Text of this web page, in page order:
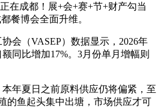
成都！展+会+赛+节+财产勾当
餐博会全面升维。
（VASEP）数据显示，2026年
同比增加17%。3月份单月增幅则
夏日之前原料供应仍将偏紧，至
的鱼起头集中出塘，市场供应才可